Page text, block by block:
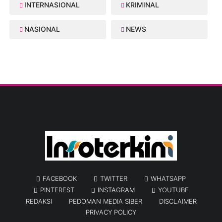
INTERNASIONAL KRIMINAL
NASIONAL NEWS
FACEBOOK TWITTER
WHATSAPP
PINTEREST
INSTAGRAM
YOUTUBE
REDAKSI
PEDOMAN MEDIA SIBER
DISCLAIMER
PRIVACY POLICY